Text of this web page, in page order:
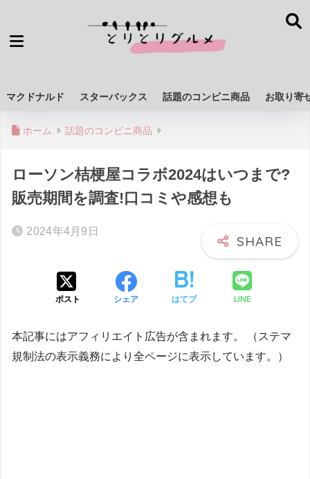
マクドナルド スターバックス 話題のコンビニ商品 お取り寄
ホーム 話題のコンビニ商品
ローソン桔梗屋コラボ2024はいつまで?
販売期間を調査!口コミや感想も
2024年4月9日
ポスト シェア はてブ LINE
本記事にはアフィリエイト広告が含まれます。 （ステマ
規制法の表示義務により全ページに表示しています。）